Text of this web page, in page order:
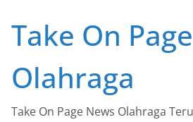
content
Take On
Olahraga
Take On Page News Olahraga